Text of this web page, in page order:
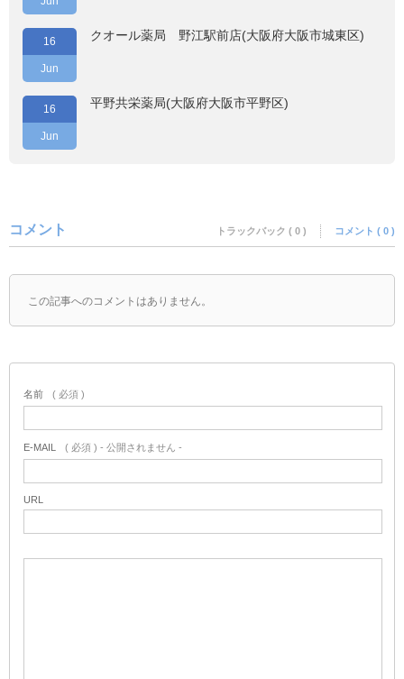
16
Jun
クオール薬局 野江駅前店(大阪府大阪市城東区)
16
Jun
平野共栄薬局(大阪府大阪市平野区)
コメント トラックバック ( 0 ) コメント ( 0 )
この記事へのコメントはありません。
名前 ( 必須 )
E-MAIL ( 必須 ) - 公開されません -
URL